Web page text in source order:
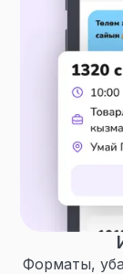
Форматы,